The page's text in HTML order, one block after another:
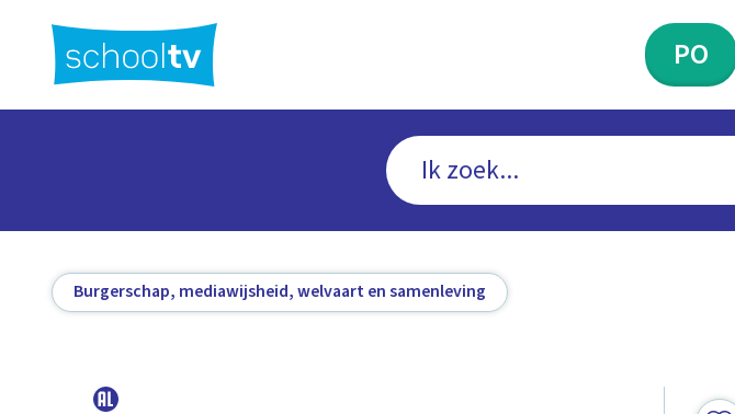
hoofdinhoud
PO
Burgerschap, mediawijsheid, welvaart en samenleving